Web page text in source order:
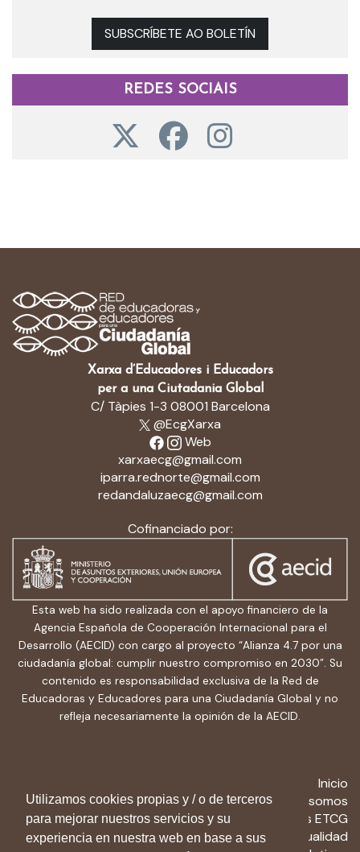
Utilizamos cookies propias y / o de terceros
para mejorar nuestros servicios y su
experiencia en nuestra web en base a sus
SUBSCRÍBETE AO BOLETÍN
REDES SOCIAIS
Xarxa d’Educadores i Educadors
per a una Ciutadania Global
C/ Tàpies 1-3 08001 Barcelona
@EcgXarxa
Web
xarxaecg@gmail.com
iparra.rednorte@gmail.com
redandaluzaecg@gmail.com
Cofinanciado por:
Esta web ha sido realizada con el apoyo financiero de la
Agencia Española de Cooperación Internacional para el
Desarrollo (AECID) con cargo al proyecto “Alianza 4.7 por una
ciudadanía global: cumplir nuestro compromiso en 2030”. Su
contenido es responsabilidad exclusiva de la Red de
Educadoras y Educadores para una Ciudadanía Global y no
refleja necesariamente la opinión de la AECID.
Inicio
Quiénes somos
Recursos ETCG
Actualidad